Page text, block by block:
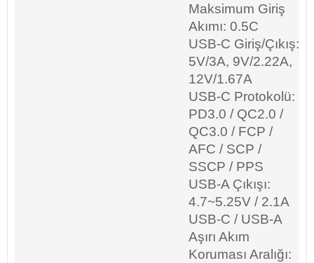
Maksimum Giriş
Akımı: 0.5C
USB-C Giriş/Çıkış:
5V/3A, 9V/2.22A,
12V/1.67A
USB-C Protokolü:
PD3.0 / QC2.0 /
QC3.0 / FCP /
AFC / SCP /
SSCP / PPS
USB-A Çıkışı:
4.7~5.25V / 2.1A
USB-C / USB-A
Aşırı Akım
Koruması Aralığı: